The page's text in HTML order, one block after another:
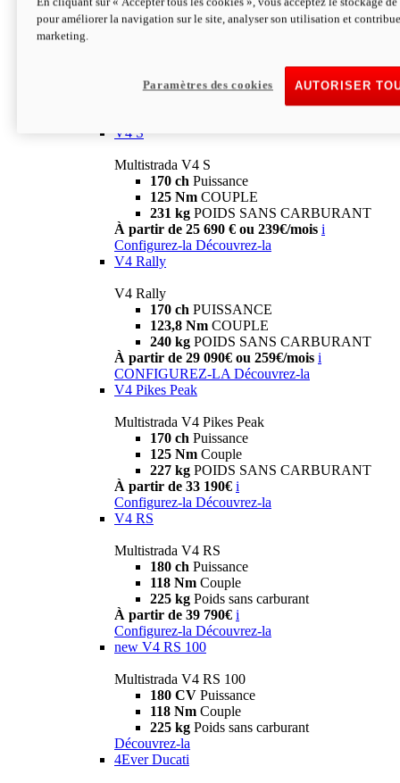
V4
229 KgPOIDS SANS CARBURANT
V4 S
Multistrada V4 S
170 ch Puissance
125 Nm COUPLE
231 kg POIDS SANS CARBURANT
À partir de 25 690 € ou 239€/mois i
Configurez-la Découvrez-la
V4 Rally
V4 Rally
170 ch PUISSANCE
123,8 Nm COUPLE
240 kg POIDS SANS CARBURANT
À partir de 29 090€ ou 259€/mois i
CONFIGUREZ-LA Découvrez-la
V4 Pikes Peak
Multistrada V4 Pikes Peak
170 ch Puissance
125 Nm Couple
227 kg POIDS SANS CARBURANT
À partir de 33 190€ i
Configurez-la Découvrez-la
V4 RS
Multistrada V4 RS
180 ch Puissance
118 Nm Couple
225 kg Poids sans carburant
À partir de 39 790€ i
Configurez-la Découvrez-la
new V4 RS 100
Multistrada V4 RS 100
180 CV Puissance
118 Nm Couple
225 kg Poids sans carburant
Découvrez-la
4Ever Ducati
pour améliorer la navigation sur le site, analyser son utilisation et
marketing.
AUTORISER
Paramètres des cookies